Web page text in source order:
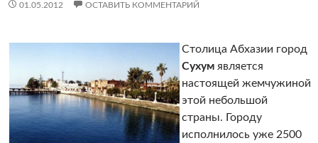
01.05.2012 ОСТАВИТЬ КОММЕНТАРИЙ
Столица Абхазии город
Сухум является
настоящей жемчужиной
этой небольшой
страны. Городу
исполнилось уже 2500